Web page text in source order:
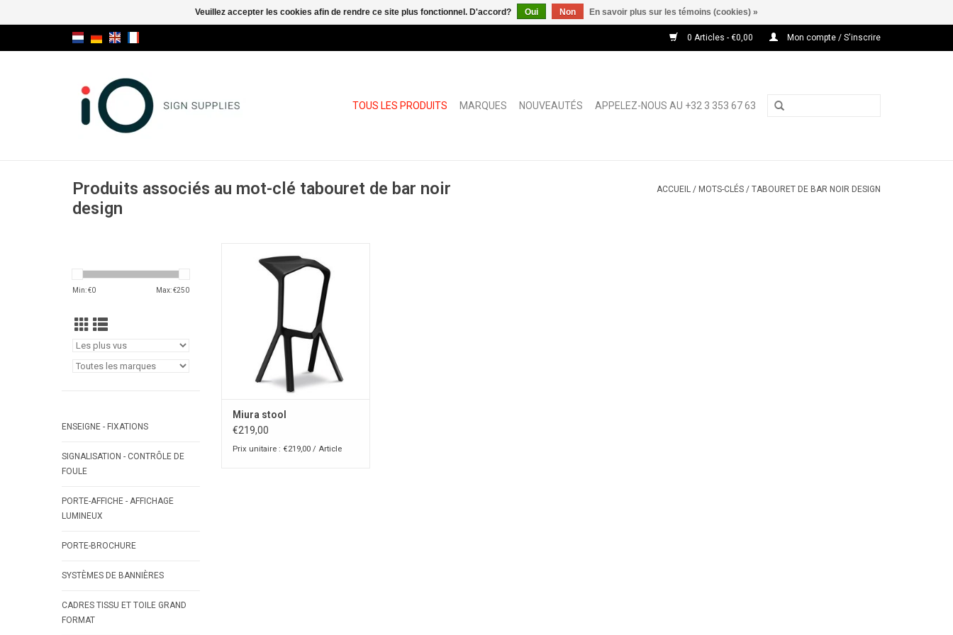
0 Articles - €0,00 Mon compte / S'inscrire
TOUS LES PRODUITS MARQUES NOUVEAUTÉS APPELEZ-NOUS AU +32 3 353 67 63
Produits associés au mot-clé tabouret de bar noir
design
ACCUEIL / MOTS-CLÉS / TABOURET DE BAR NOIR DESIGN
Min: €0 Max: €250
ENSEIGNE - FIXATIONS
SIGNALISATION - CONTRÔLE DE
FOULE
PORTE-AFFICHE - AFFICHAGE
LUMINEUX
PORTE-BROCHURE
SYSTÈMES DE BANNIÈRES
CADRES TISSU ET TOILE GRAND
FORMAT
AJOUTER AU PANIER
Miura stool
€219,00
Prix unitaire : €219,00 / Article
Veuillez accepter les cookies afin de rendre ce site plus fonctionnel. D'accord? Oui Non En savoir plus sur les témoins (cookies) »